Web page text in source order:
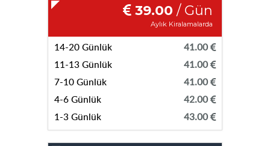
39.00 / Gün
Aylık Kiralamalarda
14-20 Günlük
11-13 Günlük
7-10 Günlük
4-6 Günlük
1-3 Günlük
41.00
41.00
41.00
42.00
43.00